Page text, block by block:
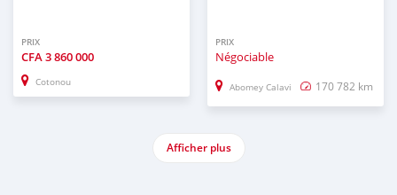
PRIX
CFA3 860 000
Cotonou
PRIX
Négociable
Abomey Calavi 170 782 km
Afficher plus